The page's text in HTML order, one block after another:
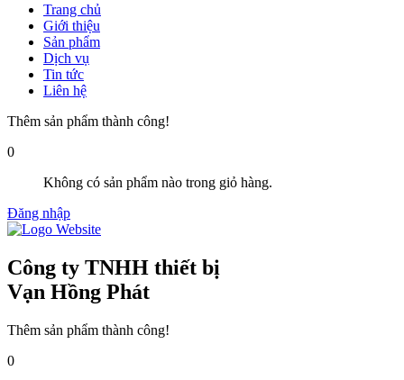
Trang chủ
Giới thiệu
Sản phẩm
Dịch vụ
Tin tức
Liên hệ
Thêm sản phẩm thành công!
0
Không có sản phẩm nào trong giỏ hàng.
Đăng nhập
Công ty TNHH thiết bị
Vạn Hồng Phát
Thêm sản phẩm thành công!
0